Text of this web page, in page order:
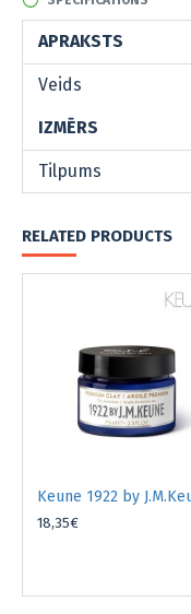
APRAKSTS
Veids
IZMĒRS
Tilpums
RELATED PRODUCTS
18,35€